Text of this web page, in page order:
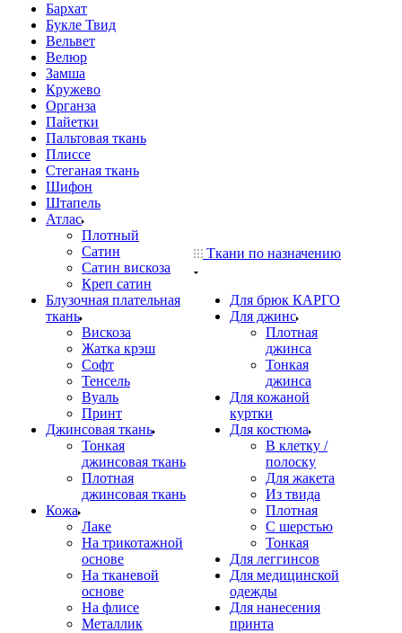
Бархат
Букле Твид
Вельвет
Велюр
Замша
Кружево
Органза
Пайетки
Пальтовая ткань
Плиссе
Стеганая ткань
Шифон
Штапель
Атлас
Плотный
Сатин
Сатин вискоза
Креп сатин
Блузочная плательная
ткань
Вискоза
Жатка крэш
Софт
Тенсель
Вуаль
Принт
Джинсовая ткань
Тонкая
джинсовая ткань
Плотная
джинсовая ткань
Кожа
Лаке
На трикотажной
основе
На тканевой
основе
На флисе
Металлик
Ткани по назначению
Для брюк КАРГО
Для джинс
Плотная
джинса
Тонкая
джинса
Для кожаной
куртки
Для костюма
В клетку /
полоску
Для жакета
Из твида
Плотная
С шерстью
Тонкая
Для леггинсов
Для медицинской
одежды
Для нанесения
принта